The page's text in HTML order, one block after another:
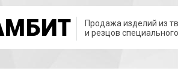
Продажа изделий из
и резцов